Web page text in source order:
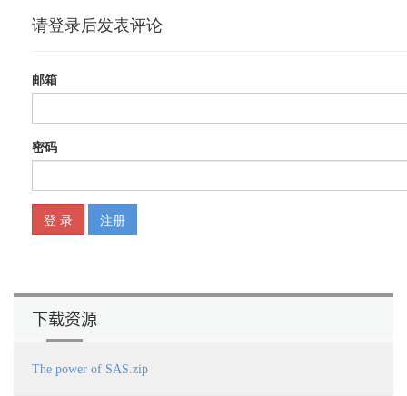
5.1 规模投资策略 66
5.4 定投 91
6.1 二维投资策略 95
6.2 化腐朽为神奇的预测报酬率 101
第7章 定价模型和风险套利模型 107
7.2 风险套利模型 118
8.1 描述性统计表 129
8.2 相关分析 134
8.3 描述性统计宏 137
下载资源
The power of SAS.zip